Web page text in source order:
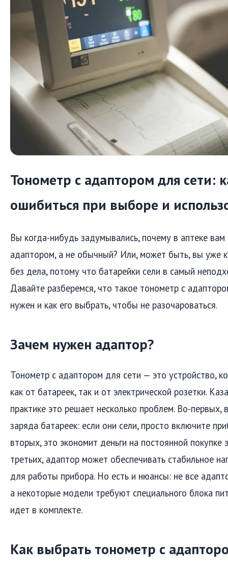
Тонометр с адаптором для сети:
ошибиться при выборе и
Вы когда-нибудь задумывались, почему в аптеке
адаптором, а не обычный? Или, может быть, вы уже
без дела, потому что батарейки сели в самый
Давайте разберемся, что такое тонометр с
нужен и как его выбрать, чтобы не разочароваться.
Зачем нужен адаптор?
Тонометр с адаптором для сети — это устройство,
как от батареек, так и от электрической розетки.
практике это решает несколько проблем. Во-первых,
заряда батареек: если они сели, просто включите
вторых, это экономит деньги на постоянной покупке
третьих, адаптор может обеспечивать стабильное
для работы прибора. Но есть и нюансы: не все
а некоторые модели требуют специального блока
идет в комплекте.
Как выбрать тонометр с